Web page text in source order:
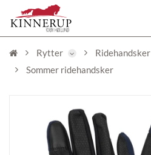
Rytter
Ridehandsker
Sommer ridehandsker